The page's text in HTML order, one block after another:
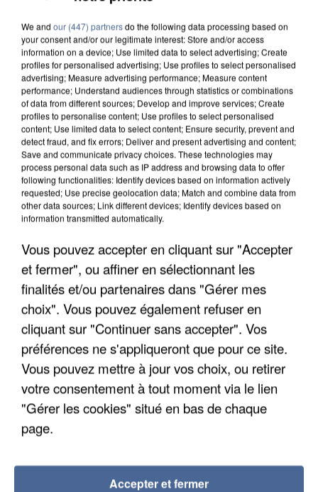
UN SECOND CADRE DE LA DZ MAFIA
INTERPELLÉ EN ALGÉRIE
We and our (447) partnersdo the following data processing based on
your consent and/or our legitimate interest: Store and/or access
information on a device; Use limited data to select advertising; Create
profiles for personalised advertising; Use profiles to select personalised
advertising; Measure advertising performance; Measure content
performance; Understand audiences through statistics or combinations
of data from different sources; Develop and improve services; Create
profiles to personalise content; Use profiles to select personalised
content; Use limited data to select content; Ensure security, prevent and
detect fraud, and fix errors; Deliver and present advertising and content;
Save and communicate privacy choices. These technologies may
process personal data such as IP address and browsing data to offer
following functionalities: Identify devices based on information actively
requested; Use precise geolocation data; Match and combine data from
other data sources; Link different devices; Identify devices based on
information transmitted automatically.
Vous pouvez accepter en cliquant sur "Accepter
et fermer", ou affiner en sélectionnant les
finalités et/ou partenaires dans "Gérer mes
choix". Vous pouvez également refuser en
cliquant sur "Continuer sans accepter". Vos
préférences ne s'appliqueront que pour ce site.
Vous pouvez mettre à jour vos choix, ou retirer
votre consentement à tout moment via le lien
"Gérer les cookies" situé en bas de chaque
page.
Accepter et fermer